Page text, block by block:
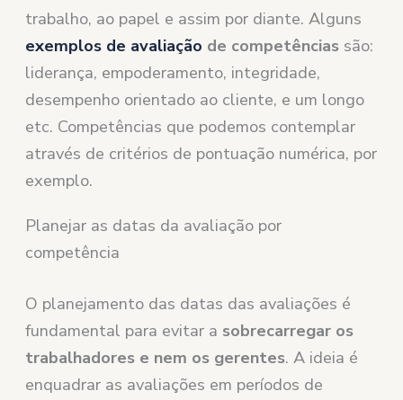
trabalho, ao papel e assim por diante. Alguns
exemplos de avaliação de competências são:
liderança, empoderamento, integridade,
desempenho orientado ao cliente, e um longo
etc. Competências que podemos contemplar
através de critérios de pontuação numérica, por
exemplo.
Planejar as datas da avaliação por
competência
O planejamento das datas das avaliações é
fundamental para evitar a sobrecarregar os
trabalhadores e nem os gerentes. A ideia é
enquadrar as avaliações em períodos de